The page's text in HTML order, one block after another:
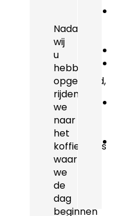
Nadat
wij
u
hebben
opgehaald,
rijden
we
naar
het
koffieadres
waar
we
de
dag
beginnen